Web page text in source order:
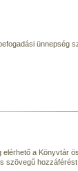
ünnepség
a Könyvtár
szövegű